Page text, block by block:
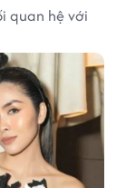
quan hệ với